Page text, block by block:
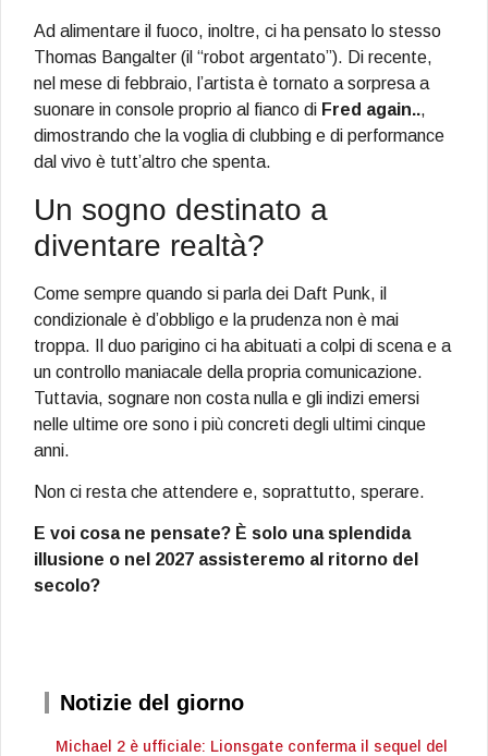
Ad alimentare il fuoco, inoltre, ci ha pensato lo stesso
Thomas Bangalter (il “robot argentato”). Di recente,
nel mese di febbraio, l’artista è tornato a sorpresa a
suonare in console proprio al fianco di Fred again..,
dimostrando che la voglia di clubbing e di performance
dal vivo è tutt’altro che spenta.
Un sogno destinato a
diventare realtà?
Come sempre quando si parla dei Daft Punk, il
condizionale è d’obbligo e la prudenza non è mai
troppa. Il duo parigino ci ha abituati a colpi di scena e a
un controllo maniacale della propria comunicazione.
Tuttavia, sognare non costa nulla e gli indizi emersi
nelle ultime ore sono i più concreti degli ultimi cinque
anni.
Non ci resta che attendere e, soprattutto, sperare.
E voi cosa ne pensate? È solo una splendida
illusione o nel 2027 assisteremo al ritorno del
secolo?
Notizie del giorno
Michael 2 è ufficiale: Lionsgate conferma il sequel del